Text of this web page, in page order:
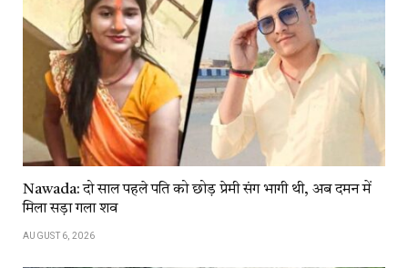
Nawada: दो साल पहले पति को छोड़ प्रेमी संग भागी थी, अब दमन में
मिला सड़ा गला शव
AUGUST 6, 2026